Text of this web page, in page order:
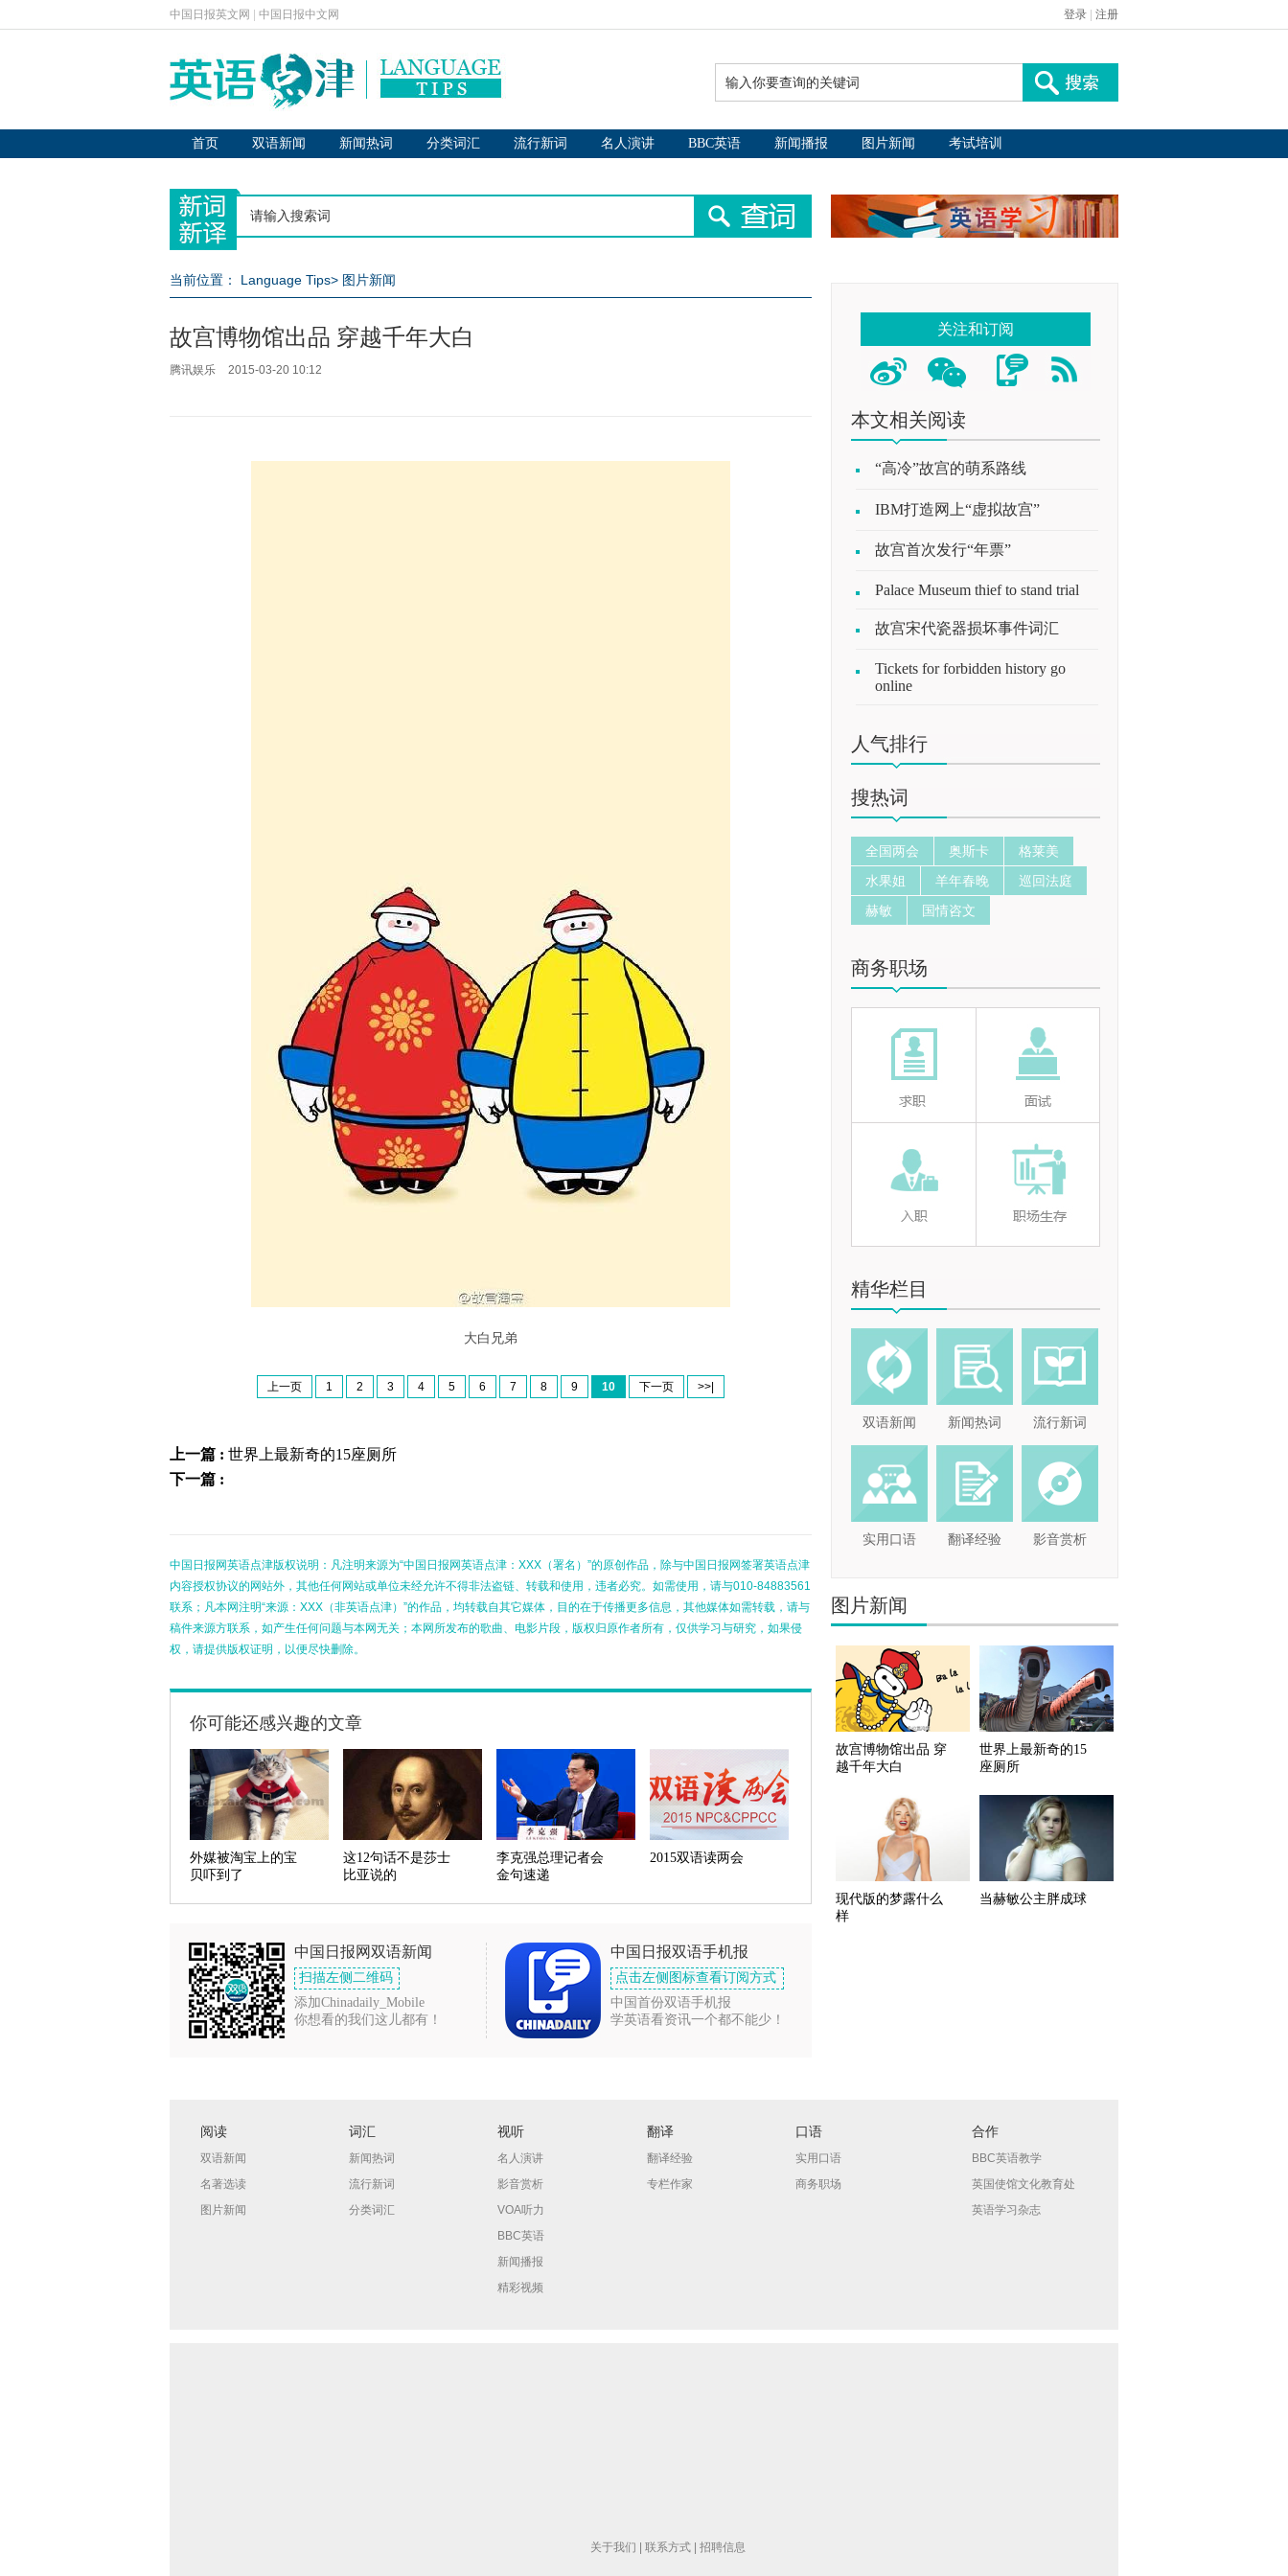
中国日报英文网 中国日报中文网 登录 注册
首页 双语新闻 新闻热词 分类词汇 流行新词 名人演讲 BBC英语 新闻播报 图片新闻 考试培训
当前位置： Language Tips> 图片新闻
故宫博物馆出品 穿越千年大白
腾讯娱乐 2015-03-20 10:12
大白兄弟
上一页 1 2 3 4 5 6 7 8 9 10 下一页 >>|
上一篇 : 世界上最新奇的15座厕所
下一篇 :
中国日报网英语点津版权说明：凡注明来源为“中国日报网英语点津：XXX（署名）”的原创作品，除与中国日报网签署英语点津
内容授权协议的网站外，其他任何网站或单位未经允许不得非法盗链、转载和使用，违者必究。如需使用，请与010-84883561
联系；凡本网注明“来源：XXX（非英语点津）”的作品，均转载自其它媒体，目的在于传播更多信息，其他媒体如需转载，请与
稿件来源方联系，如产生任何问题与本网无关；本网所发布的歌曲、电影片段，版权归原作者所有，仅供学习与研究，如果侵
权，请提供版权证明，以便尽快删除。
你可能还感兴趣的文章
外媒被淘宝上的宝
贝吓到了
这12句话不是莎士
比亚说的
李克强总理记者会
金句速递
2015双语读两会
中国日报网双语新闻
扫描左侧二维码
添加Chinadaily_Mobile
你想看的我们这儿都有！
中国日报双语手机报
点击左侧图标查看订阅方式
中国首份双语手机报
学英语看资讯一个都不能少！
关注和订阅
本文相关阅读
“高冷”故宫的萌系路线
IBM打造网上“虚拟故宫”
故宫首次发行“年票”
Palace Museum thief to stand trial
故宫宋代瓷器损坏事件词汇
Tickets for forbidden history go
online
人气排行
搜热词
全国两会 奥斯卡
格莱美
水果姐
羊年春晚
巡回法庭
赫敏
国情咨文
商务职场
精华栏目
双语新闻 新闻热词 流行新词
实用口语 翻译经验 影音赏析
图片新闻
故宫博物馆出品 穿
越千年大白
世界上最新奇的15
座厕所
现代版的梦露什么
样
当赫敏公主胖成球
阅读
双语新闻
名著选读
图片新闻
词汇
新闻热词
流行新词
分类词汇
视听
名人演讲
影音赏析
VOA听力
BBC英语
新闻播报
精彩视频
翻译
翻译经验
专栏作家
口语
实用口语
商务职场
合作
BBC英语教学
英国使馆文化教育处
英语学习杂志
关于我们 联系方式 招聘信息